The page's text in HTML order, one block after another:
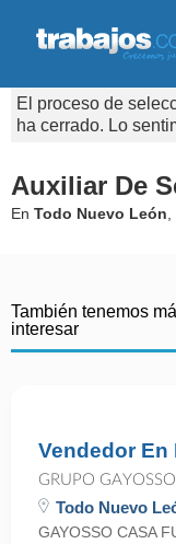
El proceso de
ha cerrado. Lo
Auxiliar De
En Todo Nuevo León
También tenemos
interesar
Vendedor En
GRUPO GAYOSSO
Todo Nuevo
GAYOSSO CASA